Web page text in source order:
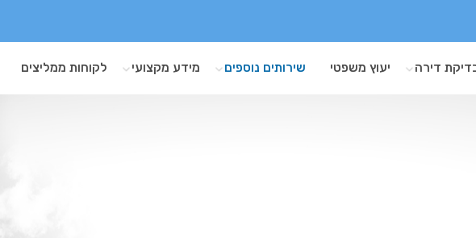
דירה יעוץ משפטי שירותים נוספים מידע מקצועי לקוחות ממליצים